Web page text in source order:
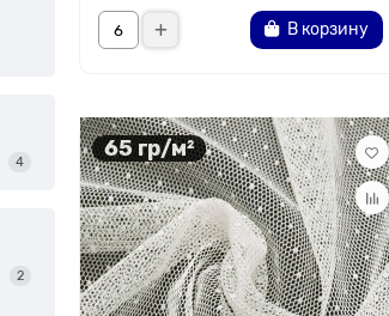
4
2
В корзину
65 гр/м²